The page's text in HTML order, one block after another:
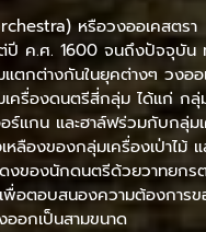
หรือวงออเคสตรา
ค.ศ. 1600 จนถึงปัจจุบัน
แตกต่างกันในยุคต่างๆ วงออ
ครื่องดนตรีสี่กลุ่ม ได้แก่ กลุ่
อร์แกน และฮาล์ฟร่วมกับกลุ่ม
ลืองของกลุ่มเครื่องเป่าไม้ แ
งของนักดนตรีด้วยวาทยกร
พื่อตอบสนองความต้องการ
ออกเป็นสามขนาด